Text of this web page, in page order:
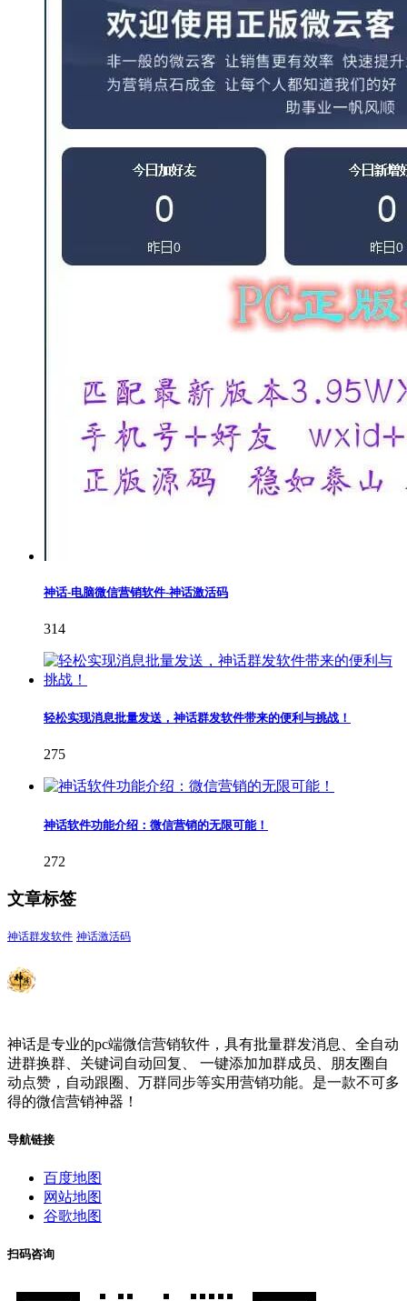
神话-电脑微信营销软件-神话激活码
314
轻松实现消息批量发送，神话群发软件带来的便利与挑战！
275
神话软件功能介绍：微信营销的无限可能！
272
文章标签
神话群发软件 神话激活码
神话是专业的pc端微信营销软件，具有批量群发消息、全自动
进群换群、关键词自动回复、 一键添加加群成员、朋友圈自
动点赞，自动跟圈、万群同步等实用营销功能。是一款不可多
得的微信营销神器！
导航链接
百度地图
网站地图
谷歌地图
扫码咨询